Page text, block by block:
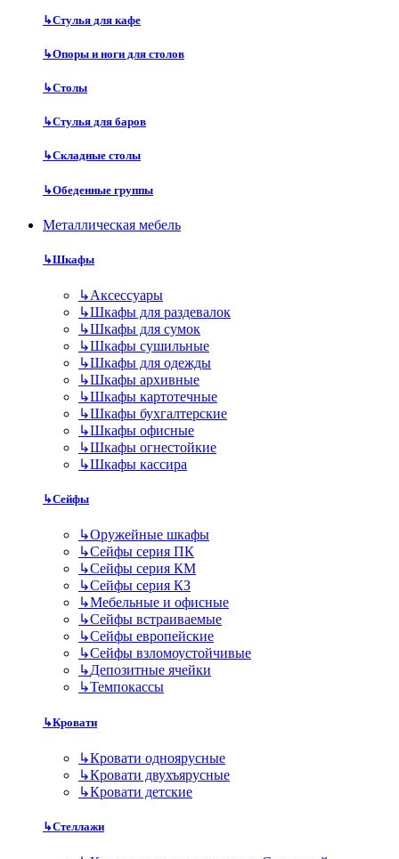
↳Стулья для кафе
↳Опоры и ноги для столов
↳Столы
↳Стулья для баров
↳Складные столы
↳Обеденные группы
Металлическая мебель
↳Шкафы
↳Аксессуары
↳Шкафы для раздевалок
↳Шкафы для сумок
↳Шкафы сушильные
↳Шкафы для одежды
↳Шкафы архивные
↳Шкафы картотечные
↳Шкафы бухгалтерские
↳Шкафы офисные
↳Шкафы огнестойкие
↳Шкафы кассира
↳Сейфы
↳Оружейные шкафы
↳Сейфы серия ПК
↳Сейфы серия КМ
↳Сейфы серия КЗ
↳Мебельные и офисные
↳Сейфы встраиваемые
↳Сейфы европейские
↳Сейфы взломоустойчивые
↳Депозитные ячейки
↳Темпокассы
↳Кровати
↳Кровати одноярусные
↳Кровати двухъярусные
↳Кровати детские
↳Стеллажи